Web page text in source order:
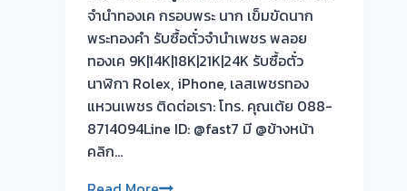
นี➡️รับ
ซื้อ
ตั๋ว
จำนำ
ทอง
ซอย
ตนา-
จำนำทองเค กรอบพระ นาก เข็มขัดนาก
พระทองคำ รับซื้อตั๋วจำนำเพชร พลอย
ทองเค 9K|14K|18K|21K|24K รับซื้อตั๋ว
นาฬิกา Rolex, iPhone, เลสเพชรทอง
แหวนเพชร ติดต่อเรา: โทร. คุณเต้ย 088-
8714094Line ID: @fast7 มี @ข้างหน้า
คลิก…